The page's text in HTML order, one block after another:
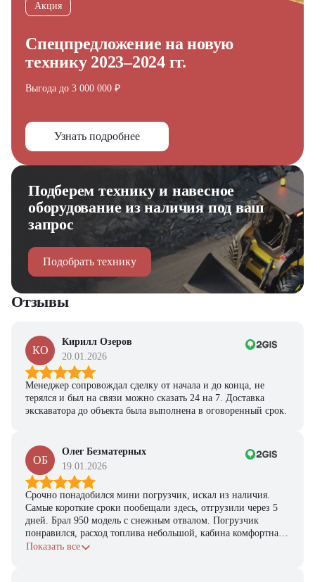
Акция
Спецпредложение на новую
технику 2023–2024 гг.
Выгода до 3 000 000 ₽
Узнать подробнее
Подберем технику и навесное
оборудование из наличия под ваш
запрос
Подобрать технику
Отзывы
КО
Кирилл Озеров
20.01.2026
Менеджер сопровождал сделку от начала и до конца, не
терялся и был на связи можно сказать 24 на 7. Доставка
экскаватора до объекта была выполнена в оговоренный срок.
ОБ
Олег Безматерных
19.01.2026
Срочно понадобился мини погрузчик, искал из наличия.
Самые короткие сроки пообещали здесь, отгрузили через 5
дней. Брал 950 модель с снежным отвалом. Погрузчик
понравился, расход топлива небольшой, кабина комфортная,
с задачами справляется.
Показать все